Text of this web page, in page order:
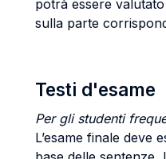
potrà essere
sulla parte
Testi d'esame
Per gli studenti
L’esame finale deve